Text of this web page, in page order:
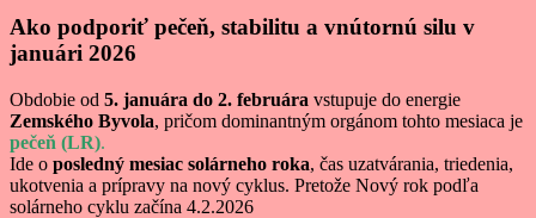
Ako podporiť pečeň, stabilitu a vnútornú silu v
januári 2026
Obdobie od 5. januára do 2. februára vstupuje do energie
Zemského Byvola, pričom dominantným orgánom tohto mesiaca je
pečeň (LR).
Ide o posledný mesiac solárneho roka, čas uzatvárania, triedenia,
ukotvenia a prípravy na nový cyklus. Pretože Nový rok podľa
solárneho cyklu začína 4.2.2026